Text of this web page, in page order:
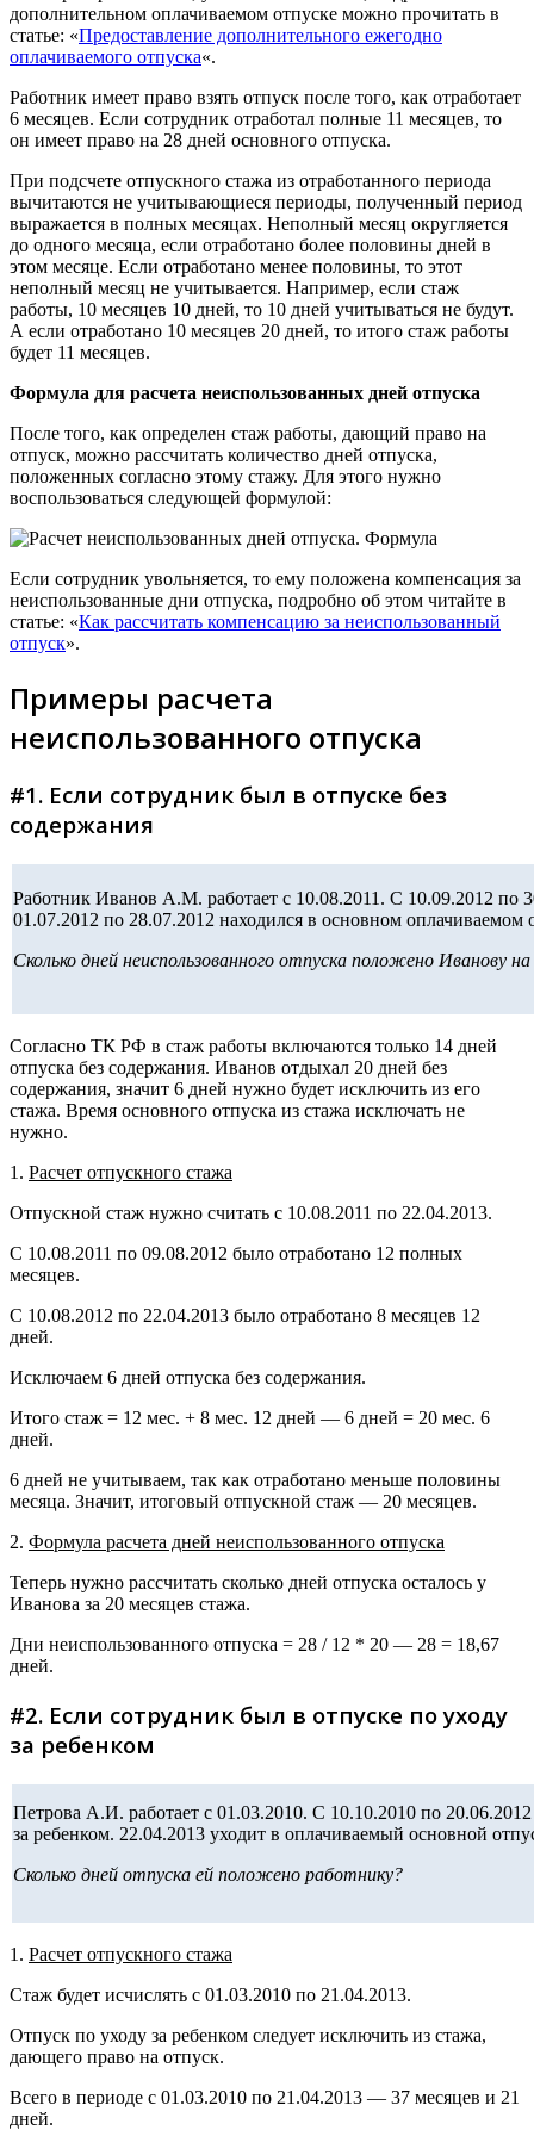
дополнительном оплачиваемом отпуске можно прочитать в
статье: «Предоставление дополнительного ежегодно
оплачиваемого отпуска«.
Работник имеет право взять отпуск после того, как отработает
6 месяцев. Если сотрудник отработал полные 11 месяцев, то
он имеет право на 28 дней основного отпуска.
При подсчете отпускного стажа из отработанного периода
вычитаются не учитывающиеся периоды, полученный период
выражается в полных месяцах. Неполный месяц округляется
до одного месяца, если отработано более половины дней в
этом месяце. Если отработано менее половины, то этот
неполный месяц не учитывается. Например, если стаж
работы, 10 месяцев 10 дней, то 10 дней учитываться не будут.
А если отработано 10 месяцев 20 дней, то итого стаж работы
будет 11 месяцев.
Формула для расчета неиспользованных дней отпуска
После того, как определен стаж работы, дающий право на
отпуск, можно рассчитать количество дней отпуска,
положенных согласно этому стажу. Для этого нужно
воспользоваться следующей формулой:
Если сотрудник увольняется, то ему положена компенсация за
неиспользованные дни отпуска, подробно об этом читайте в
статье: «Как рассчитать компенсацию за неиспользованный
отпуск».
Примеры расчета
неиспользованного отпуска
#1. Если сотрудник был в отпуске без
содержания
Работник Иванов А.М. работает с 10.08.2011. С 10.09.2012 по
01.07.2012 по 28.07.2012 находился в основном оплачиваемом
Сколько дней неиспользованного отпуска положено Иванову
Согласно ТК РФ в стаж работы включаются только 14 дней
отпуска без содержания. Иванов отдыхал 20 дней без
содержания, значит 6 дней нужно будет исключить из его
стажа. Время основного отпуска из стажа исключать не
нужно.
1. Расчет отпускного стажа
Отпускной стаж нужно считать с 10.08.2011 по 22.04.2013.
С 10.08.2011 по 09.08.2012 было отработано 12 полных
месяцев.
С 10.08.2012 по 22.04.2013 было отработано 8 месяцев 12
дней.
Исключаем 6 дней отпуска без содержания.
Итого стаж = 12 мес. + 8 мес. 12 дней — 6 дней = 20 мес. 6
дней.
6 дней не учитываем, так как отработано меньше половины
месяца. Значит, итоговый отпускной стаж — 20 месяцев.
2. Формула расчета дней неиспользованного отпуска
Теперь нужно рассчитать сколько дней отпуска осталось у
Иванова за 20 месяцев стажа.
Дни неиспользованного отпуска = 28 / 12 * 20 — 28 = 18,67
дней.
#2. Если сотрудник был в отпуске по уходу
за ребенком
Петрова А.И. работает с 01.03.2010. С 10.10.2010 по
за ребенком. 22.04.2013 уходит в оплачиваемый основной
Сколько дней отпуска ей положено работнику?
1. Расчет отпускного стажа
Стаж будет исчислять с 01.03.2010 по 21.04.2013.
Отпуск по уходу за ребенком следует исключить из стажа,
дающего право на отпуск.
Всего в периоде с 01.03.2010 по 21.04.2013 — 37 месяцев и 21
дней.